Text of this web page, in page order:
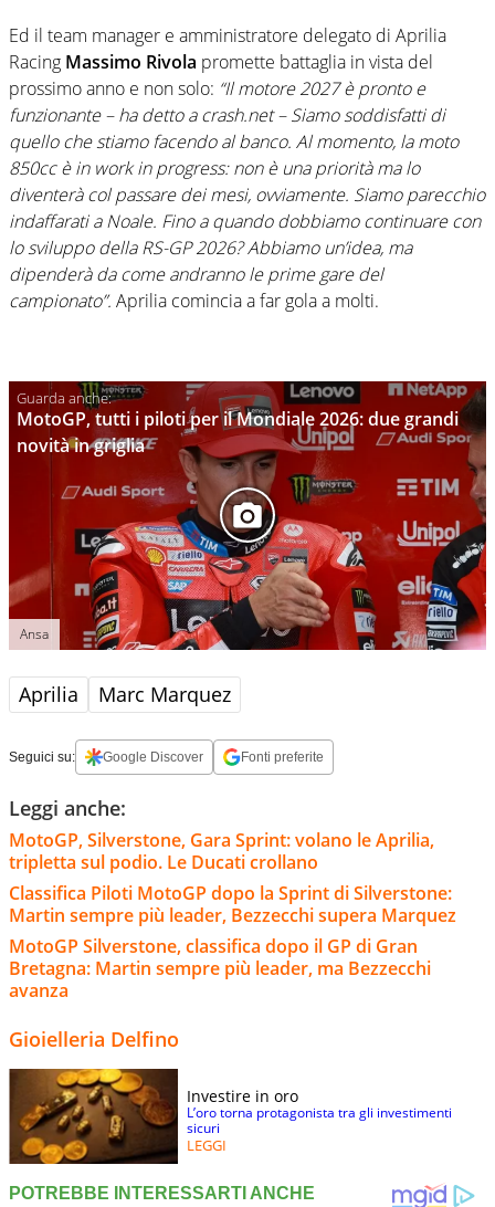
Ed il team manager e amministratore delegato di Aprilia
Racing Massimo Rivola promette battaglia in vista del
prossimo anno e non solo: “Il motore 2027 è pronto e
funzionante – ha detto a crash.net – Siamo soddisfatti di
quello che stiamo facendo al banco. Al momento, la moto
850cc è in work in progress: non è una priorità ma lo
diventerà col passare dei mesi, ovviamente. Siamo parecchio
indaffarati a Noale. Fino a quando dobbiamo continuare con
lo sviluppo della RS-GP 2026? Abbiamo un’idea, ma
dipenderà da come andranno le prime gare del
campionato”. Aprilia comincia a far gola a molti.
MotoGP, tutti i piloti per il Mondiale 2026: due grandi
novità in griglia
Ansa
Aprilia Marc Marquez
Seguici su: Google Discover Fonti preferite
Leggi anche:
MotoGP, Silverstone, Gara Sprint: volano le Aprilia,
tripletta sul podio. Le Ducati crollano
Classifica Piloti MotoGP dopo la Sprint di Silverstone:
Martin sempre più leader, Bezzecchi supera Marquez
MotoGP Silverstone, classifica dopo il GP di Gran
Bretagna: Martin sempre più leader, ma Bezzecchi
avanza
Gioielleria Delfino
Investire in oro
L’oro torna protagonista tra gli investimenti
sicuri
LEGGI